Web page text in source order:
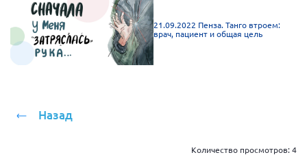
Омская область
Оренбургская область
Пензенская область
Республика Карелия
21.09.2022 Пенза. Танго втроем:
врач, пациент и общая цель
Назад
Количество просмотров:4